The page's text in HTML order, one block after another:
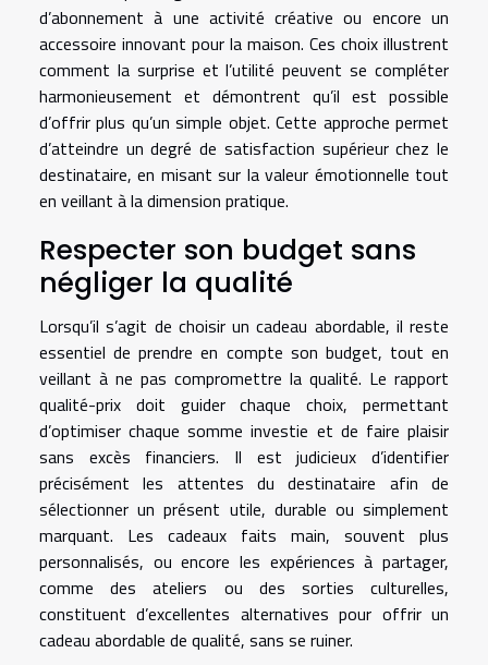
d’abonnement à une activité créative ou encore un
accessoire innovant pour la maison. Ces choix illustrent
comment la surprise et l’utilité peuvent se compléter
harmonieusement et démontrent qu’il est possible
d’offrir plus qu’un simple objet. Cette approche permet
d’atteindre un degré de satisfaction supérieur chez le
destinataire, en misant sur la valeur émotionnelle tout
en veillant à la dimension pratique.
Respecter son budget sans
négliger la qualité
Lorsqu’il s’agit de choisir un cadeau abordable, il reste
essentiel de prendre en compte son budget, tout en
veillant à ne pas compromettre la qualité. Le rapport
qualité-prix doit guider chaque choix, permettant
d’optimiser chaque somme investie et de faire plaisir
sans excès financiers. Il est judicieux d’identifier
précisément les attentes du destinataire afin de
sélectionner un présent utile, durable ou simplement
marquant. Les cadeaux faits main, souvent plus
personnalisés, ou encore les expériences à partager,
comme des ateliers ou des sorties culturelles,
constituent d’excellentes alternatives pour offrir un
cadeau abordable de qualité, sans se ruiner.